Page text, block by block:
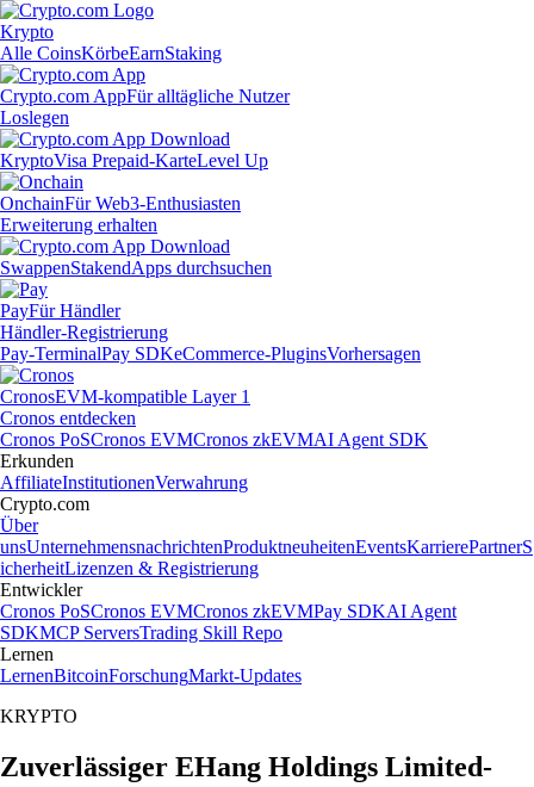
Krypto
Alle CoinsKörbeEarnStaking
Crypto.com AppFür alltägliche Nutzer
Loslegen
KryptoVisa Prepaid-KarteLevel Up
OnchainFür Web3-Enthusiasten
Erweiterung erhalten
SwappenStakendApps durchsuchen
PayFür Händler
Händler-Registrierung
Pay-TerminalPay SDKeCommerce-PluginsVorhersagen
CronosEVM-kompatible Layer 1
Cronos entdecken
Cronos PoSCronos EVMCronos zkEVMAI Agent SDK
Erkunden
AffiliateInstitutionenVerwahrung
Crypto.com
Über
unsUnternehmensnachrichtenProduktneuheitenEventsKarrierePartnerS
icherheitLizenzen & Registrierung
Entwickler
Cronos PoSCronos EVMCronos zkEVMPay SDKAI Agent
SDKMCP ServersTrading Skill Repo
Lernen
LernenBitcoinForschungMarkt-Updates
KRYPTO
Zuverlässiger EHang Holdings Limited-